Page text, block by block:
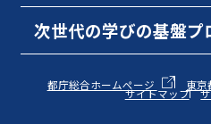
次世代の学びの基盤プ
都庁総合ホームページ 東京
サイトマップ